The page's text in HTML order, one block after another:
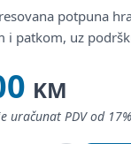
potpuna
i patkom, uz
KM
uračunat PDV od 17%